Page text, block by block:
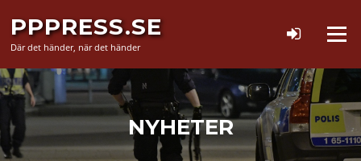
innehåll
PPPRESS.SE
Där det händer, när det händer
Meny
NYHETER